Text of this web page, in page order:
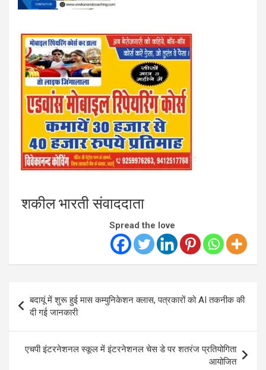
शकील भारती संवाददाता
Spread the love
navigation
बदायूं में शुरू हुई मास कम्युनिकेशन क्लास, पत्रकारों को AI तकनीक की
दी गई जानकारी
एचपी इंटरनेशनल स्कूल में इंटरनेशनल चेस डे पर शतरंज प्रतियोगिता
आयोजित